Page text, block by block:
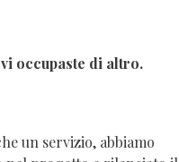
occupaste di altro.
un servizio, abbiamo